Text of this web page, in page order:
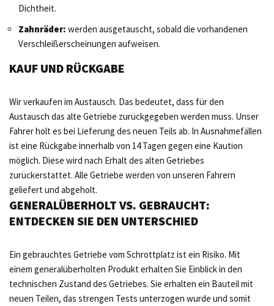
Dichtheit.
Zahnräder: werden ausgetauscht, sobald die vorhandenen
Verschleißerscheinungen aufweisen.
KAUF UND RÜCKGABE
Wir verkaufen im Austausch. Das bedeutet, dass für den
Austausch das alte Getriebe zurückgegeben werden muss. Unser
Fahrer holt es bei Lieferung des neuen Teils ab. In Ausnahmefällen
ist eine Rückgabe innerhalb von 14 Tagen gegen eine Kaution
möglich. Diese wird nach Erhalt des alten Getriebes
zurückerstattet. Alle Getriebe werden von unseren Fahrern
geliefert und abgeholt.
GENERALÜBERHOLT VS. GEBRAUCHT:
ENTDECKEN SIE DEN UNTERSCHIED
Ein gebrauchtes Getriebe vom Schrottplatz ist ein Risiko. Mit
einem generalüberholten Produkt erhalten Sie Einblick in den
technischen Zustand des Getriebes. Sie erhalten ein Bauteil mit
neuen Teilen, das strengen Tests unterzogen wurde und somit